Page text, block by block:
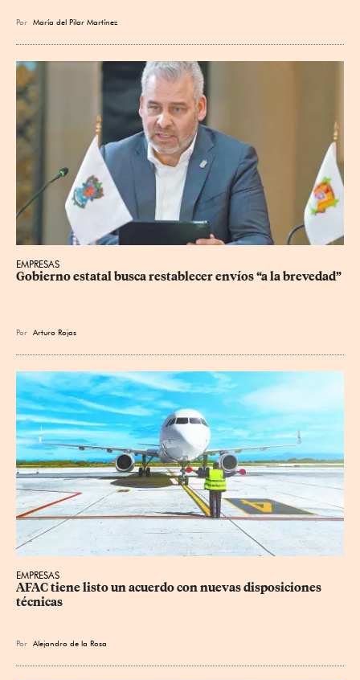
Por María del Pilar Martínez
EMPRESAS
Gobierno estatal busca restablecer envíos “a la brevedad”
Por Arturo Rojas
EMPRESAS
AFAC tiene listo un acuerdo con nuevas disposiciones
técnicas
Por Alejandro de la Rosa